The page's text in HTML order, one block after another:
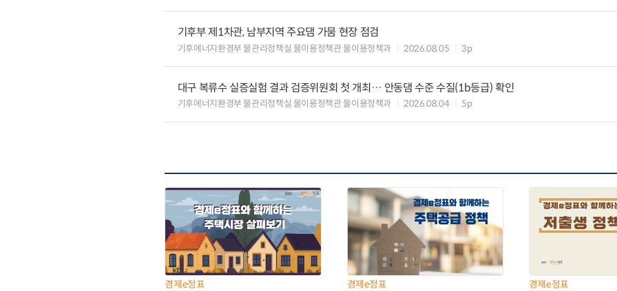
기후부 제1차관, 남부지역 주요댐 가뭄 현장 점검
기후에너지환경부 물관리정책실 물이용정책관 물이용정책과 2026.08.05 3p
대구 복류수 실증실험 결과 검증위원회 첫 개최… 안동댐 수준 수질(1b등급) 확인
기후에너지환경부 물관리정책실 물이용정책관 물이용정책과 2026.08.04 5p
경제e정표 경제e정표 경제e정표